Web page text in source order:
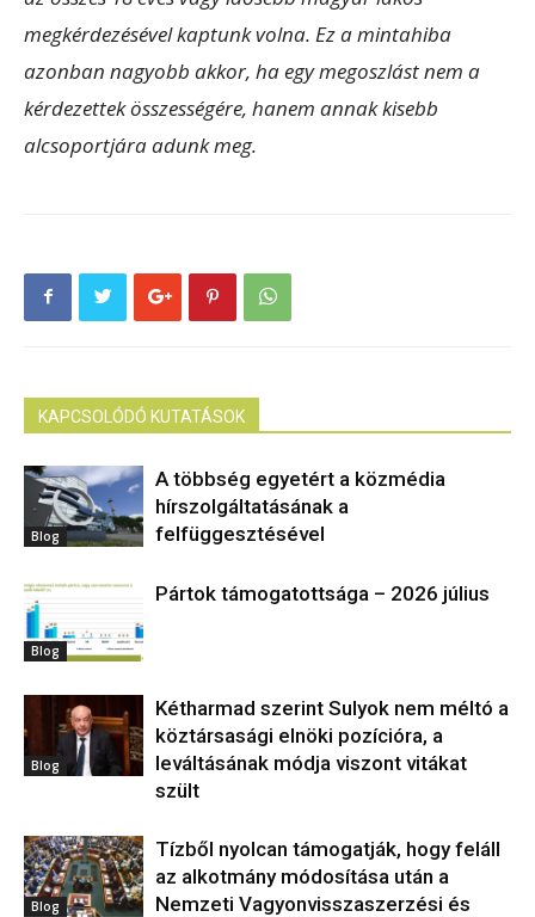
megkérdezésével kaptunk volna. Ez a mintahiba
azonban nagyobb akkor, ha egy megoszlást nem a
kérdezettek összességére, hanem annak kisebb
alcsoportjára adunk meg.
KAPCSOLÓDÓ KUTATÁSOK
Blog
A többség egyetért a közmédia
hírszolgáltatásának a
felfüggesztésével
Blog
Pártok támogatottsága – 2026 július
Blog
Kétharmad szerint Sulyok nem méltó a
köztársasági elnöki pozícióra, a
leváltásának módja viszont vitákat
szült
Blog
Tízből nyolcan támogatják, hogy feláll
az alkotmány módosítása után a
Nemzeti Vagyonvisszaszerzési és